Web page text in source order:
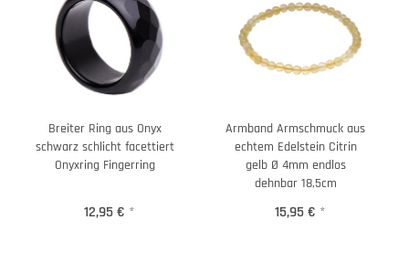
Breiter Ring aus Onyx
schwarz schlicht facettiert
Onyxring Fingerring
12,95 € *
Armband Armschmuck aus
echtem Edelstein Citrin
gelb Ø 4mm endlos
dehnbar 18,5cm
15,95 € *